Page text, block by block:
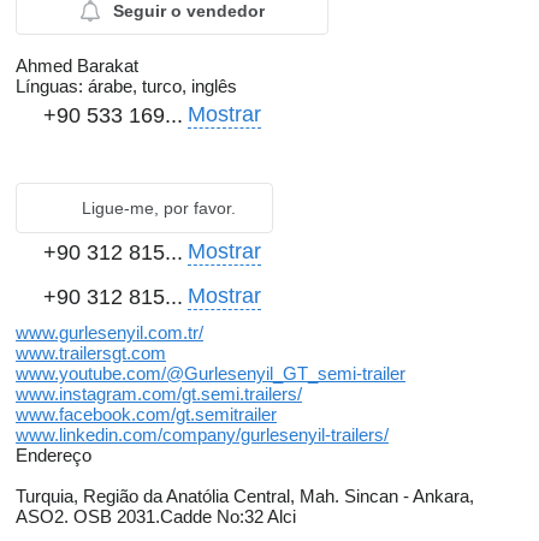
Seguir o vendedor
Ahmed Barakat
Línguas: árabe, turco, inglês
+90 533 169... Mostrar
Ligue-me, por favor.
+90 312 815... Mostrar
+90 312 815... Mostrar
www.gurlesenyil.com.tr/
www.trailersgt.com
www.youtube.com/@Gurlesenyil_GT_semi-trailer
www.instagram.com/gt.semi.trailers/
www.facebook.com/gt.semitrailer
www.linkedin.com/company/gurlesenyil-trailers/
Endereço
Turquia, Região da Anatólia Central, Mah. Sincan - Ankara,
ASO2. OSB 2031.Cadde No:32 Alci